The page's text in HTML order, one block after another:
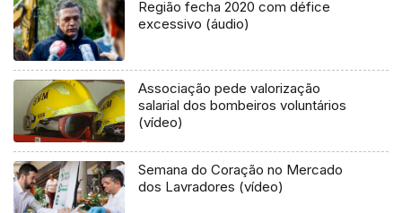
Região fecha 2020 com défice
excessivo (áudio)
Associação pede valorização
salarial dos bombeiros voluntários
(vídeo)
Semana do Coração no Mercado
dos Lavradores (vídeo)